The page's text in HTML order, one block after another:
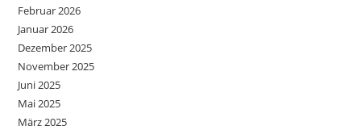
Februar 2026
Januar 2026
Dezember 2025
November 2025
Juni 2025
Mai 2025
März 2025